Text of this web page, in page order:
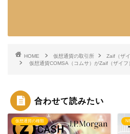
HOME 仮想通貨の取引所
Zaif（ザイ
仮想通貨COMSA（コムサ）がZaif（ザイフ
合わせて読みたい
仮想通貨の種類